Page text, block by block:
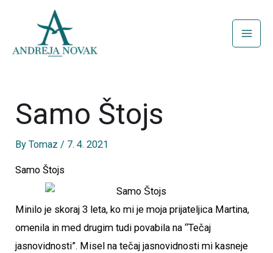
content
Samo Štojs
ByTomaz / 7. 4. 2021
Samo Štojs
Minilo je skoraj 3 leta, ko mi je moja prijateljica Martina,
omenila in med drugim tudi povabila na “Tečaj
jasnovidnosti”. Misel na tečaj jasnovidnosti mi kasneje